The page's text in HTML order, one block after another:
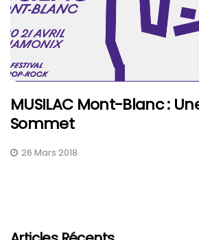
MUSILAC Mont-Blanc :
Sommet
26 Mars 2018